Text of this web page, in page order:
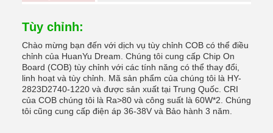
Tùy chỉnh:
Chào mừng bạn đến với dịch vụ tùy chỉnh COB có thể điều
chỉnh của HuanYu Dream. Chúng tôi cung cấp Chip On
Board (COB) tùy chỉnh với các tính năng có thể thay đổi,
linh hoạt và tùy chỉnh. Mã sản phẩm của chúng tôi là HY-
2823D2740-1220 và được sản xuất tại Trung Quốc. CRI
của COB chúng tôi là Ra>80 và công suất là 60W*2. Chúng
tôi cũng cung cấp điện áp 36-38V và Bảo hành 3 năm.